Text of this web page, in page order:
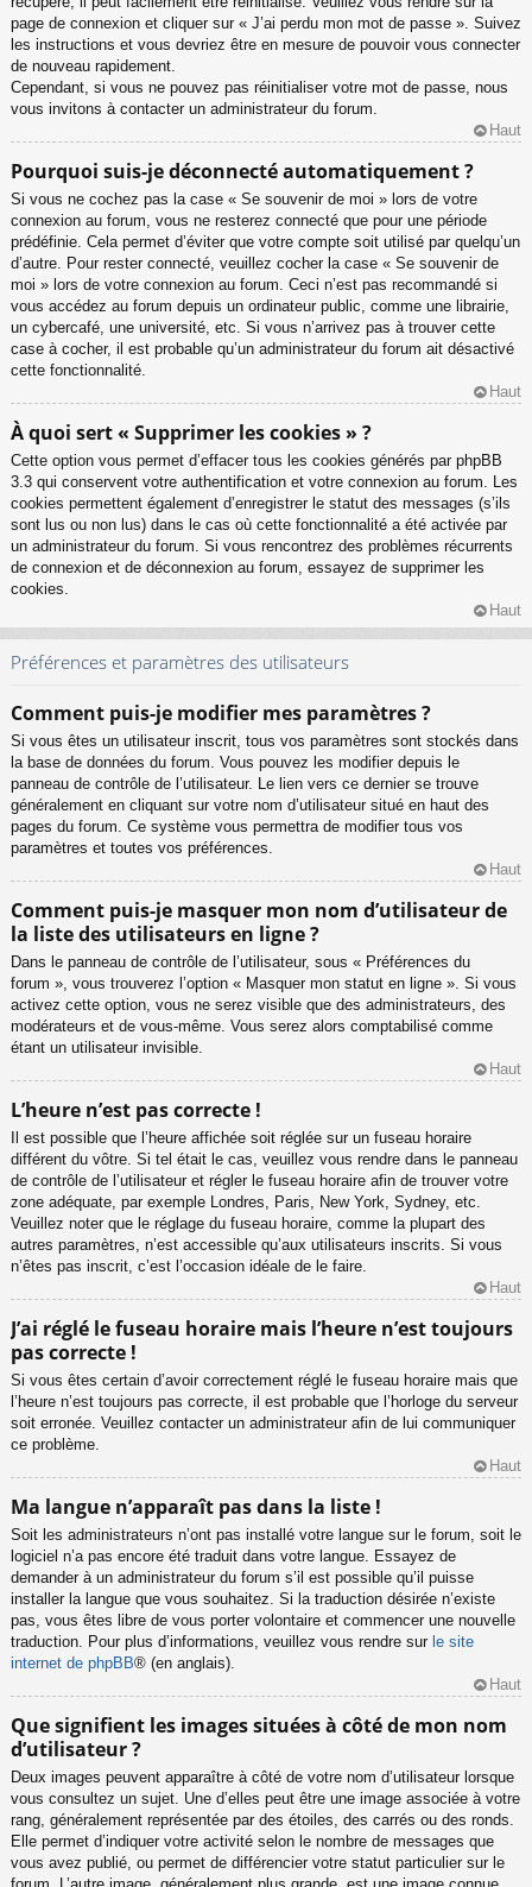
page de connexion et cliquer sur « J’ai perdu mon mot de passe ». Suivez
les instructions et vous devriez être en mesure de pouvoir vous connecter
de nouveau rapidement.
Cependant, si vous ne pouvez pas réinitialiser votre mot de passe, nous
vous invitons à contacter un administrateur du forum.
Haut
Pourquoi suis-je déconnecté automatiquement ?
Si vous ne cochez pas la case « Se souvenir de moi » lors de votre
connexion au forum, vous ne resterez connecté que pour une période
prédéfinie. Cela permet d’éviter que votre compte soit utilisé par quelqu’un
d’autre. Pour rester connecté, veuillez cocher la case « Se souvenir de
moi » lors de votre connexion au forum. Ceci n’est pas recommandé si
vous accédez au forum depuis un ordinateur public, comme une librairie,
un cybercafé, une université, etc. Si vous n’arrivez pas à trouver cette
case à cocher, il est probable qu’un administrateur du forum ait désactivé
cette fonctionnalité.
Haut
À quoi sert « Supprimer les cookies » ?
Cette option vous permet d’effacer tous les cookies générés par phpBB
3.3 qui conservent votre authentification et votre connexion au forum. Les
cookies permettent également d’enregistrer le statut des messages (s’ils
sont lus ou non lus) dans le cas où cette fonctionnalité a été activée par
un administrateur du forum. Si vous rencontrez des problèmes récurrents
de connexion et de déconnexion au forum, essayez de supprimer les
cookies.
Haut
Préférences et paramètres des utilisateurs
Comment puis-je modifier mes paramètres ?
Si vous êtes un utilisateur inscrit, tous vos paramètres sont stockés dans
la base de données du forum. Vous pouvez les modifier depuis le
panneau de contrôle de l’utilisateur. Le lien vers ce dernier se trouve
généralement en cliquant sur votre nom d’utilisateur situé en haut des
pages du forum. Ce système vous permettra de modifier tous vos
paramètres et toutes vos préférences.
Haut
Comment puis-je masquer mon nom d’utilisateur de
la liste des utilisateurs en ligne ?
Dans le panneau de contrôle de l’utilisateur, sous « Préférences du
forum », vous trouverez l’option « Masquer mon statut en ligne ». Si vous
activez cette option, vous ne serez visible que des administrateurs, des
modérateurs et de vous-même. Vous serez alors comptabilisé comme
étant un utilisateur invisible.
Haut
L’heure n’est pas correcte !
Il est possible que l’heure affichée soit réglée sur un fuseau horaire
différent du vôtre. Si tel était le cas, veuillez vous rendre dans le panneau
de contrôle de l’utilisateur et régler le fuseau horaire afin de trouver votre
zone adéquate, par exemple Londres, Paris, New York, Sydney, etc.
Veuillez noter que le réglage du fuseau horaire, comme la plupart des
autres paramètres, n’est accessible qu’aux utilisateurs inscrits. Si vous
n’êtes pas inscrit, c’est l’occasion idéale de le faire.
Haut
J’ai réglé le fuseau horaire mais l’heure n’est toujours
pas correcte !
Si vous êtes certain d’avoir correctement réglé le fuseau horaire mais que
l’heure n’est toujours pas correcte, il est probable que l’horloge du serveur
soit erronée. Veuillez contacter un administrateur afin de lui communiquer
ce problème.
Haut
Ma langue n’apparaît pas dans la liste !
Soit les administrateurs n’ont pas installé votre langue sur le forum, soit le
logiciel n’a pas encore été traduit dans votre langue. Essayez de
demander à un administrateur du forum s’il est possible qu’il puisse
installer la langue que vous souhaitez. Si la traduction désirée n’existe
pas, vous êtes libre de vous porter volontaire et commencer une nouvelle
traduction. Pour plus d’informations, veuillez vous rendre sur le site
internet de phpBB® (en anglais).
Haut
Que signifient les images situées à côté de mon nom
d’utilisateur ?
Deux images peuvent apparaître à côté de votre nom d’utilisateur lorsque
vous consultez un sujet. Une d’elles peut être une image associée à votre
rang, généralement représentée par des étoiles, des carrés ou des ronds.
Elle permet d’indiquer votre activité selon le nombre de messages que
vous avez publié, ou permet de différencier votre statut particulier sur le